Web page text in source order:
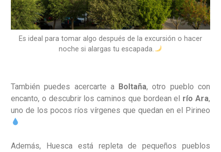
Es ideal para tomar algo después de la excursión o hacer
noche si alargas tu escapada.
También puedes acercarte a Boltaña, otro pueblo con
encanto, o descubrir los caminos que bordean el río Ara,
uno de los pocos ríos vírgenes que quedan en el Pirineo
Además, Huesca está repleta de pequeños pueblos